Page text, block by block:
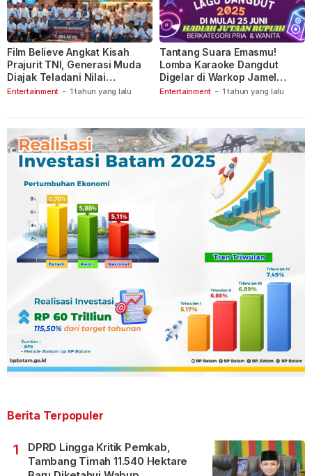
Entertainment - 1 tahun yang lalu
Film Believe Angkat Kisah
Prajurit TNI, Generasi Muda
Diajak Teladani Nilai
Keberanian
Entertainment - 1 tahun yang lalu
Tantang Suara Emasmu!
Lomba Karaoke Dangdut
Digelar di Warkop Jamel
Ganet
Berita Terpopuler
1
DPRD Lingga Kritik Pemkab,
Tambang Timah 11.540 Hektare